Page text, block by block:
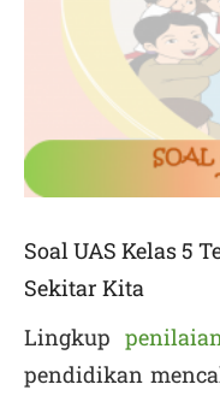
Soal UAS Kelas 5
Sekitar Kita
Lingkup
pendidikan